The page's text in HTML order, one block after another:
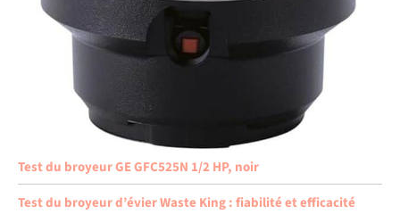
Test du broyeur GE GFC525N 1/2 HP, noir
Test du broyeur d’évier Waste King : fiabilité et efficacité